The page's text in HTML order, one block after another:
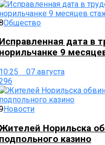
Общество
дата в
9
07 августа
Новости
Норильска
казино